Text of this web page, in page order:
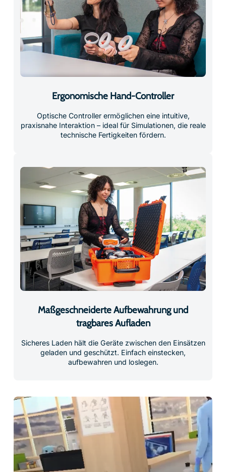
Ergonomische Hand-Controller
Optische Controller ermöglichen eine intuitive,
praxisnahe Interaktion – ideal für Simulationen, die reale
technische Fertigkeiten fördern.
Maßgeschneiderte Aufbewahrung und
tragbares Aufladen
Sicheres Laden hält die Geräte zwischen den Einsätzen
geladen und geschützt. Einfach einstecken,
aufbewahren und loslegen.